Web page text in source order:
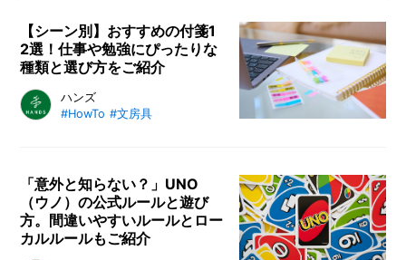
【シーン別】おすすめの付箋1
2選！仕事や勉強にぴったりな
種類と選び方をご紹介
小さくてかわいい付箋は、仕事やプ
ライベートを問わず活躍する便利な
ートに演出できるでしょう。この記
事では、おすすめの付箋をシーン別
に紹介します。
ハンズ
#HowTo #文房具
「意外と知らない？」UNO
（ウノ）の公式ルールと遊び
方。間違いやすいルールとロー
カルルールもご紹介